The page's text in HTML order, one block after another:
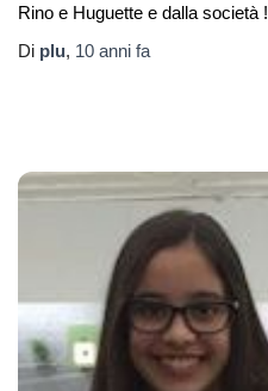
Rino e Huguette e dalla società !
Di plu, 10 anni fa